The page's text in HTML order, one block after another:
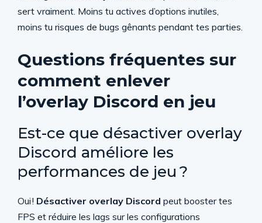
sert vraiment. Moins tu actives d’options inutiles,
moins tu risques de bugs gênants pendant tes parties.
Questions fréquentes sur
comment enlever
l’overlay Discord en jeu
Est-ce que désactiver overlay
Discord améliore les
performances de jeu ?
Oui ! Désactiver overlay Discord peut booster tes
FPS et réduire les lags sur les configurations